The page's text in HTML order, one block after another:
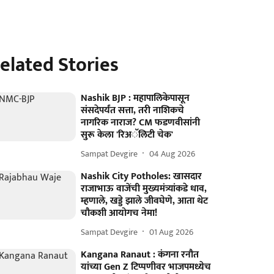
Stories
Nashik BJP : महापालिकेपासून
संसदेपर्यंत सत्ता, तरी नाशिकचे
नागरिक नाराज? CM फडणवीसांनी
सुरू केला 'रिअॅलिटी चेक'
Sampat Devgire 04 Aug 2026
Nashik City Potholes: खासदार
राजाभाऊ वाजेंची मुख्यमंत्र्यांकडे धाव,
म्हणाले, खड्डे झाले जीवघेणे, आता थेट
चौकशी आयोगच नेमा!
Sampat Devgire 01 Aug 2026
Kangana Ranaut : कंगना रनौत
यांच्या Gen Z टिप्पणीवर भाजपमध्येच